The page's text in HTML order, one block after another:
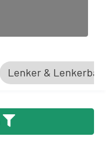
Lenker &